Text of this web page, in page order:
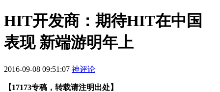
HIT开发商：期待HIT在中国
表现 新端游明年上
2016-09-08 09:51:07 神评论
【17173专稿，转载请注明出处】